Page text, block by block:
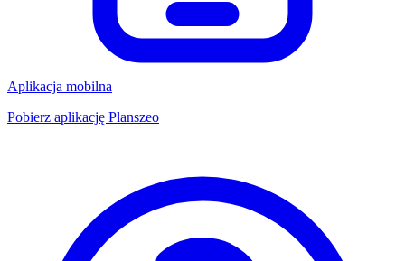
Aplikacja mobilna
Pobierz aplikację Planszeo